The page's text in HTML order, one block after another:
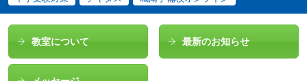
教室について 最新のお知らせ